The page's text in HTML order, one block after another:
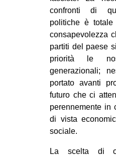
confronti di
politiche è
consapevolezza
partiti del paese
priorità le
generazionali;
portato avanti
futuro che ci
perennemente in
di vista
sociale.
La scelta di